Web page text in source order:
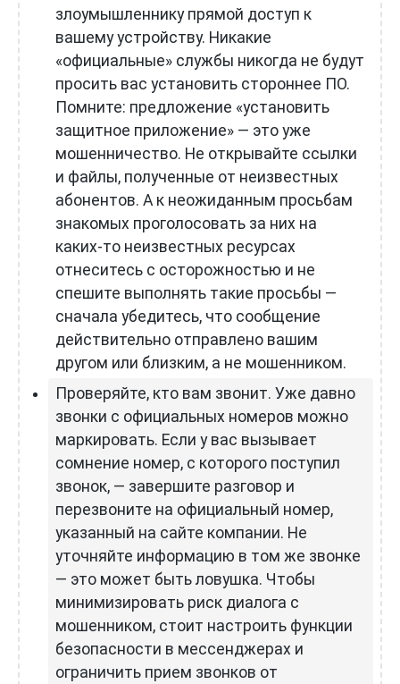
злоумышленнику прямой доступ к
вашему устройству. Никакие
«официальные» службы никогда не будут
просить вас установить стороннее ПО.
Помните: предложение «установить
защитное приложение» — это уже
мошенничество. Не открывайте ссылки
и файлы, полученные от неизвестных
абонентов. А к неожиданным просьбам
знакомых проголосовать за них на
каких-то неизвестных ресурсах
отнеситесь с осторожностью и не
спешите выполнять такие просьбы —
сначала убедитесь, что сообщение
действительно отправлено вашим
другом или близким, а не мошенником.
Проверяйте, кто вам звонит. Уже давно
звонки с официальных номеров можно
маркировать. Если у вас вызывает
сомнение номер, с которого поступил
звонок, — завершите разговор и
перезвоните на официальный номер,
указанный на сайте компании. Не
уточняйте информацию в том же звонке
— это может быть ловушка. Чтобы
минимизировать риск диалога с
мошенником, стоит настроить функции
безопасности в мессенджерах и
ограничить прием звонков от